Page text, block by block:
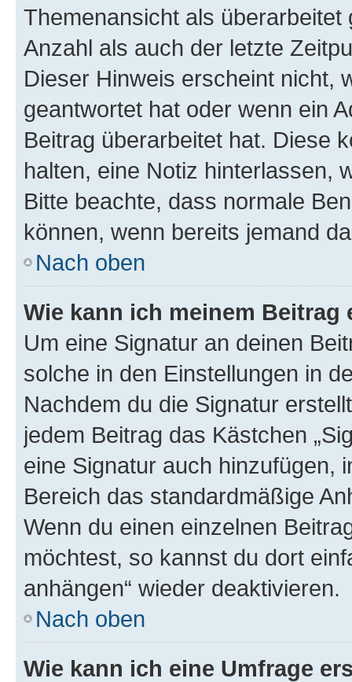
Themenansicht als
Anzahl als auch der letzte
Dieser Hinweis erscheint nicht,
geantwortet hat oder wenn ein
Beitrag überarbeitet hat. Diese
halten, eine Notiz hinterlassen,
Bitte beachte, dass normale
können, wenn bereits jemand
Nach oben
Wie kann ich meinem
Um eine Signatur an deinen
solche in den Einstellungen in
Nachdem du die Signatur
jedem Beitrag das Kästchen
eine Signatur auch hinzufügen,
Bereich das standardmäßige
Wenn du einen einzelnen
möchtest, so kannst du dort
anhängen“ wieder deaktivieren.
Nach oben
Wie kann ich eine Umfrage